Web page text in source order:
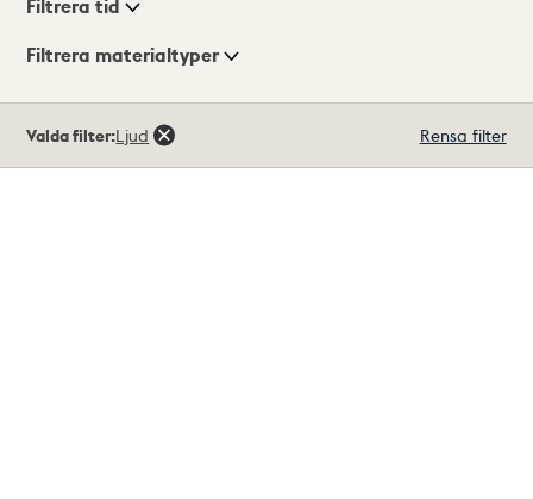
Visningsläge
Filtrera tid
Filtrera materialtyper
träffar
Valda filter:Ljud Rensa filter